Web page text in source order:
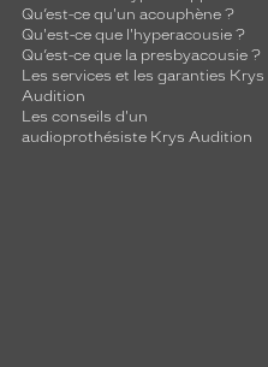
Qu’est-ce qu'un acouphène ?
Qu'est-ce que l'hyperacousie ?
Qu’est-ce que la presbyacousie ?
Les services et les garanties Krys
Audition
Les conseils d'un
audioprothésiste Krys Audition